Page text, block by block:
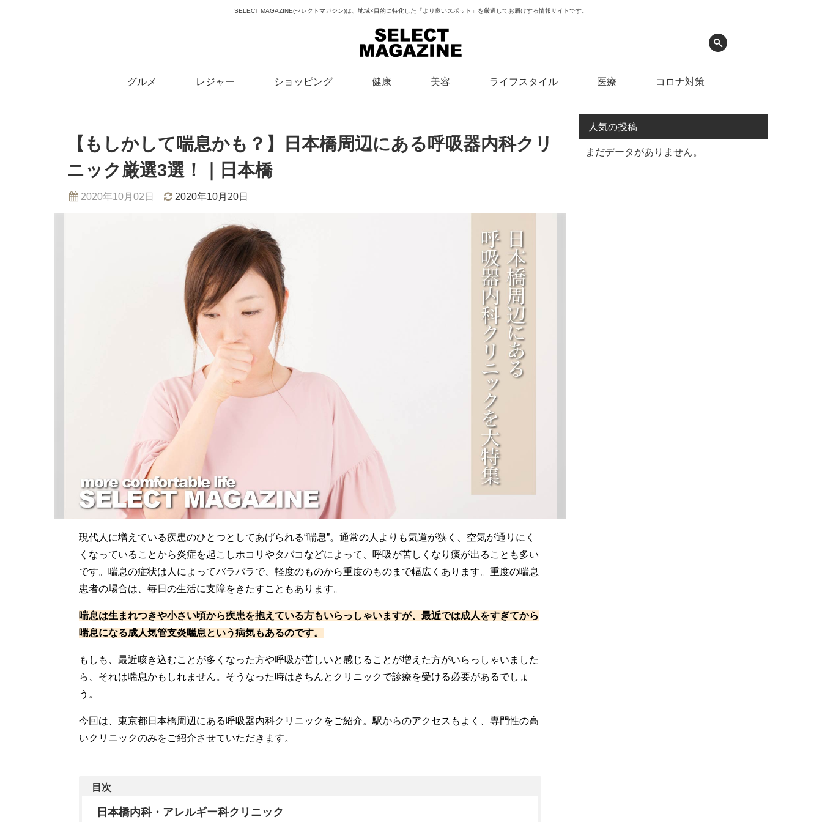
SELECT MAGAZINE(セレクトマガジン)は、地域×目的に特化した「より良いスポット」を厳選してお届けする情報サイトです。
グルメ レジャー ショッピング 健康 美容 ライフスタイル 医療 コロナ対策
【もしかして喘息かも？】日本橋周辺にある呼吸器内科クリ
ニック厳選3選！｜日本橋
2020年10月02日 2020年10月20日
現代人に増えている疾患のひとつとしてあげられる“喘息”。通常の人よりも気道が狭く、空気が通りにく
くなっていることから炎症を起こしホコリやタバコなどによって、呼吸が苦しくなり痰が出ることも多い
です。喘息の症状は人によってバラバラで、軽度のものから重度のものまで幅広くあります。重度の喘息
患者の場合は、毎日の生活に支障をきたすこともあります。
喘息は生まれつきや小さい頃から疾患を抱えている方もいらっしゃいますが、最近では成人をすぎてから
喘息になる成人気管支炎喘息という病気もあるのです。
もしも、最近咳き込むことが多くなった方や呼吸が苦しいと感じることが増えた方がいらっしゃいました
ら、それは喘息かもしれません。そうなった時はきちんとクリニックで診療を受ける必要があるでしょ
う。
今回は、東京都日本橋周辺にある呼吸器内科クリニックをご紹介。駅からのアクセスもよく、専門性の高
いクリニックのみをご紹介させていただきます。
目次
日本橋内科・アレルギー科クリニック
人気の投稿
まだデータがありません。